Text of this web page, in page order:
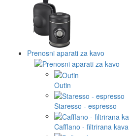
Prenosni aparati za kavo
Outin
Staresso - espresso
Cafflano - filtrirana kava